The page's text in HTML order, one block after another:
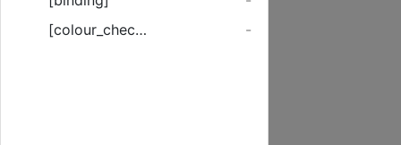
[colour_checker]
-